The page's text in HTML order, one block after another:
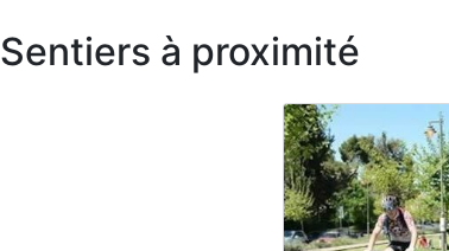
Sentiers à proximité